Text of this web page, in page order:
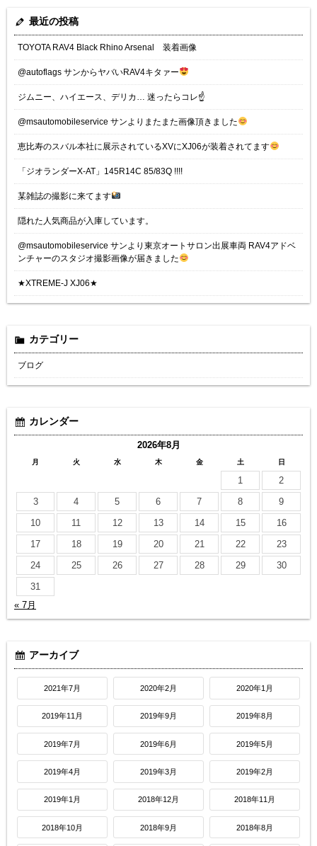
最近の投稿
TOYOTA RAV4 Black Rhino Arsenal 装着画像
@autoflags サンからヤバいRAV4キタァー
ジムニー、ハイエース、デリカ… 迷ったらコレ☝️
@msautomobileservice サンよりまたまた画像頂きました
恵比寿のスバル本社に展示されているXVにXJ06が装着されてます
「ジオランダーX-AT」145R14C 85/83Q !!!!
某雑誌の撮影に来てます
隠れた人気商品が入庫しています。
@msautomobileservice サンより東京オートサロン出展車両 RAV4アドベ
ンチャーのスタジオ撮影画像が届きました
★XTREME-J XJ06★
カテゴリー
ブログ
カレンダー
2026年8月
月 火 水 木 金 土 日
1
2
3
4 5 6 7 8
9
10
11 12 13 14 15
16
17
18 19 20 21 22
23
24
25 26 27 28 29
30
31
« 7月
アーカイブ
2021年7月 2020年2月 2020年1月
2019年11月 2019年9月 2019年8月
2019年7月 2019年6月 2019年5月
2019年4月 2019年3月 2019年2月
2019年1月 2018年12月 2018年11月
2018年10月 2018年9月 2018年8月